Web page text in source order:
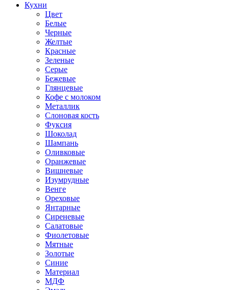
Кухни
Цвет
Белые
Черные
Желтые
Красные
Зеленые
Серые
Бежевые
Глянцевые
Кофе с молоком
Металлик
Слоновая кость
Фуксия
Шоколад
Шампань
Оливковые
Оранжевые
Вишневые
Изумрудные
Венге
Ореховые
Янтарные
Сиреневые
Салатовые
Фиолетовые
Мятные
Золотые
Синие
Материал
МДФ